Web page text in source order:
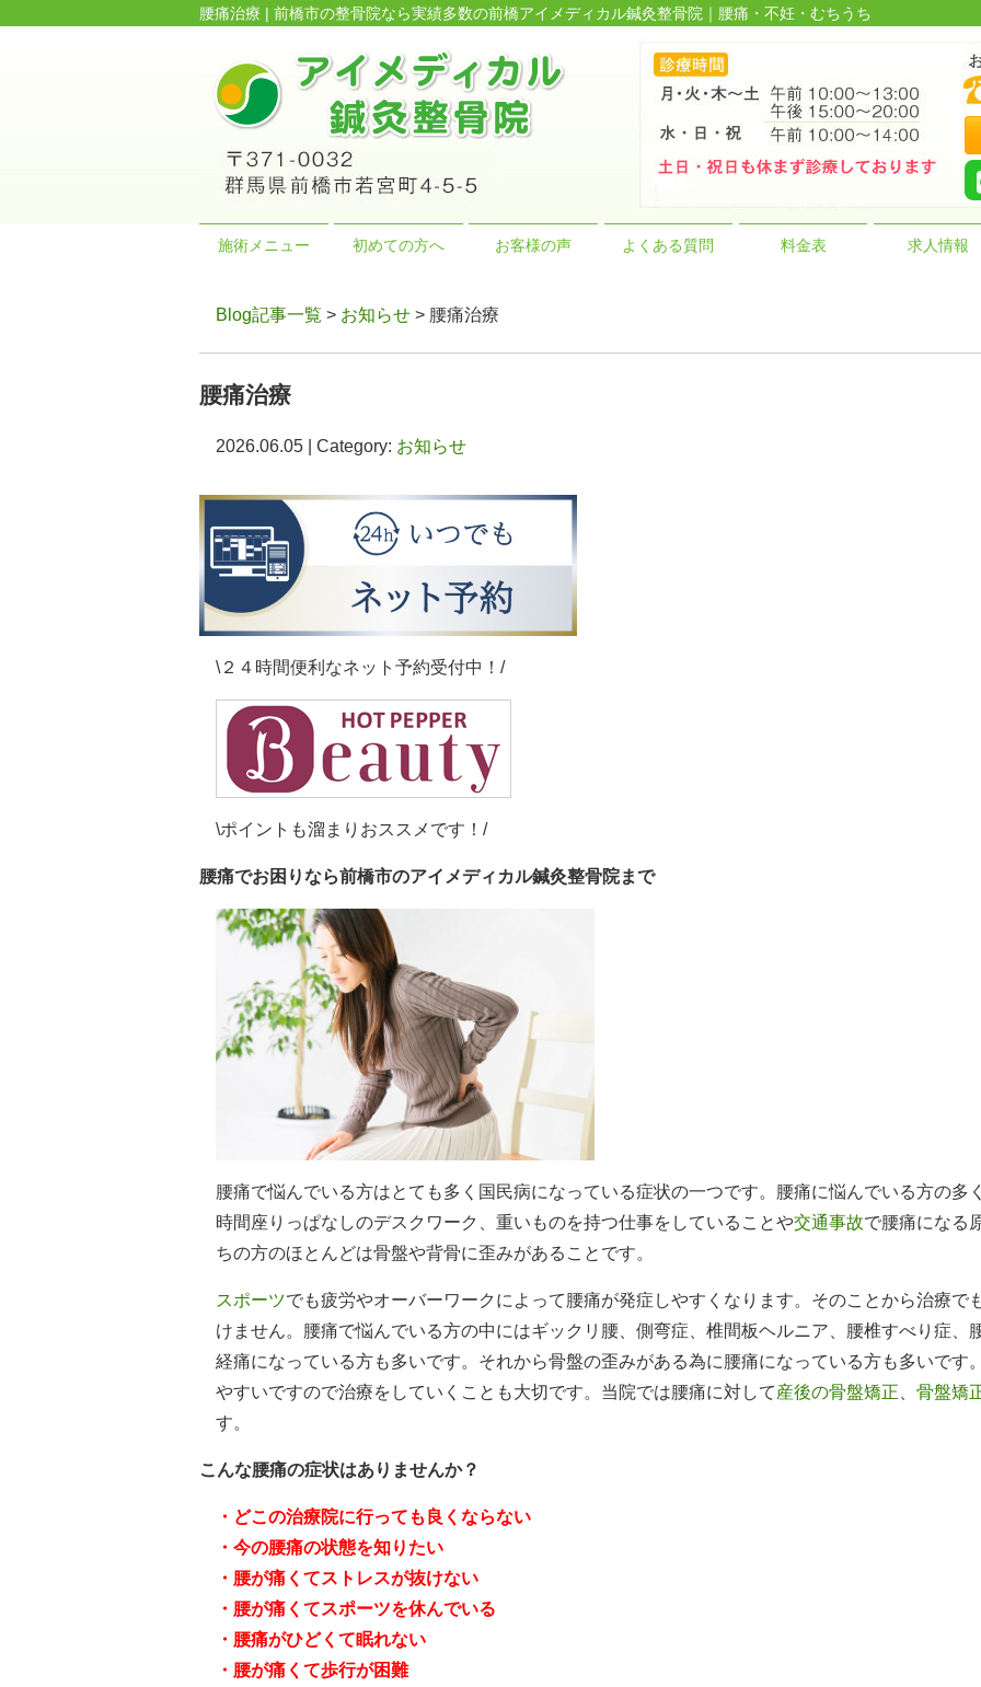
腰痛治療 | 前橋市の整骨院なら実績多数の前橋アイメディカル鍼灸整骨院｜腰痛・不妊・むちうち
施術メニュー 初めての方へ お客様の声 よくある質問 料金表 求人情報
Blog記事一覧 > お知らせ > 腰痛治療
腰痛治療
2026.06.05 | Category: お知らせ
\２４時間便利なネット予約受付中！/
\ポイントも溜まりおススメです！/
腰痛でお困りなら前橋市のアイメディカル鍼灸整骨院まで
腰痛で悩んでいる方はとても多く国民病になっている症状の一つです。 腰痛に悩んでいる方の多
時間座りっぱなしのデスクワーク、重いものを持つ仕事をしていることや交通事故で腰痛になる
ちの方のほとんどは骨盤や背骨に歪みがあることです。
スポーツでも疲労やオーバーワークによって腰痛が発症しやすくなります。そのことから治療で
けません。腰痛で悩んでいる方の中にはギックリ腰、側弯症、椎間板ヘルニア、腰椎すべり症、
経痛になっている方も多いです。それから骨盤の歪みがある為に腰痛になっている方も多いです
やすいですので治療をしていくことも大切です。当院では腰痛に対して産後の骨盤矯正 骨盤矯
す。
こんな腰痛の症状はありませんか？
・どこの治療院に行っても良くならない
・今の腰痛の状態を知りたい
・腰が痛くてストレスが抜けない
・腰が痛くてスポーツを休んでいる
・腰痛がひどくて眠れない
・腰が痛くて歩行が困難